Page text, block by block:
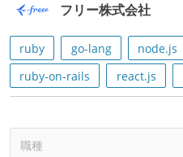
フリー株式会社
ruby go-lang node.js
ruby-on-rails
react.js
職種